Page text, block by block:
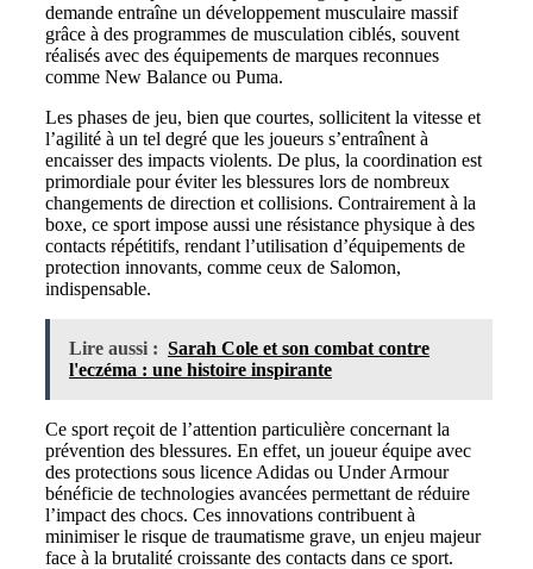
demande entraîne un développement musculaire massif
grâce à des programmes de musculation ciblés, souvent
réalisés avec des équipements de marques reconnues
comme New Balance ou Puma.
Les phases de jeu, bien que courtes, sollicitent la vitesse et
l’agilité à un tel degré que les joueurs s’entraînent à
encaisser des impacts violents. De plus, la coordination est
primordiale pour éviter les blessures lors de nombreux
changements de direction et collisions. Contrairement à la
boxe, ce sport impose aussi une résistance physique à des
contacts répétitifs, rendant l’utilisation d’équipements de
protection innovants, comme ceux de Salomon,
indispensable.
Lire aussi : Sarah Cole et son combat contre
l'eczéma : une histoire inspirante
Ce sport reçoit de l’attention particulière concernant la
prévention des blessures. En effet, un joueur équipe avec
des protections sous licence Adidas ou Under Armour
bénéficie de technologies avancées permettant de réduire
l’impact des chocs. Ces innovations contribuent à
minimiser le risque de traumatisme grave, un enjeu majeur
face à la brutalité croissante des contacts dans ce sport.